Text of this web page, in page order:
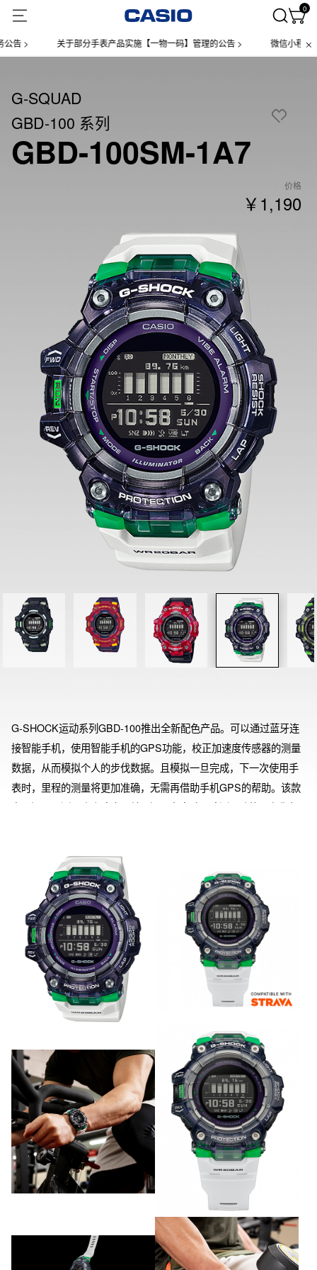
0
关于部分手表产品实施【一物一码】管理的公告 > 微信小程序上线售后
G-SQUAD
GBD-100 系列
GBD-100SM-1A7
价格
￥1,190
G-SHOCK运动系列GBD-100推出全新配色产品。可以通过蓝牙连
接智能手机，使用智能手机的GPS功能，校正加速度传感器的测量
数据，从而模拟个人的步伐数据。且模拟一旦完成，下一次使用手
表时，里程的测量将更加准确，无需再借助手机GPS的帮助。该款
产品还可以测量跑步速度，并且还具有自动圈速测量功能，在您每
该产品还有专属APP，可以进行手表设置，帮助制定和完成训练计
划。表盘使用了高清的MIP液晶，还有高亮度LED照明，提高可视
性。表带由柔软的聚氨酯制成，可增强贴合性。密集的表带孔方便
精细调整。即使每天使用多种功能，例如蓝牙连接自动校时，通知
功能和步数测量等，电池也可持续约2年的寿命。本产品可用于日常
健康管理、跑步有氧训练等诸多场景。